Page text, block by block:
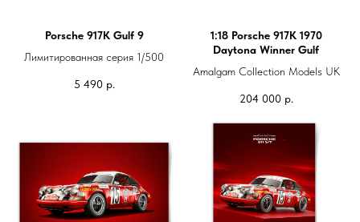
Porsche 917K Gulf 9
Лимитированная серия 1/500
5 490 р.
1:18 Porsche 917K 1970
Daytona Winner Gulf
Amalgam Collection Models UK
204 000 р.